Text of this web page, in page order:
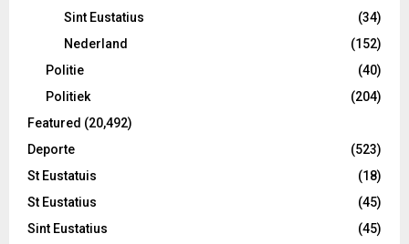
Sint Eustatius
(34)
Nederland
(152)
Politie
(40)
Politiek
(204)
Featured (20,492)
Deporte
(523)
St Eustatuis
(18)
St Eustatius
(45)
Sint Eustatius
(45)